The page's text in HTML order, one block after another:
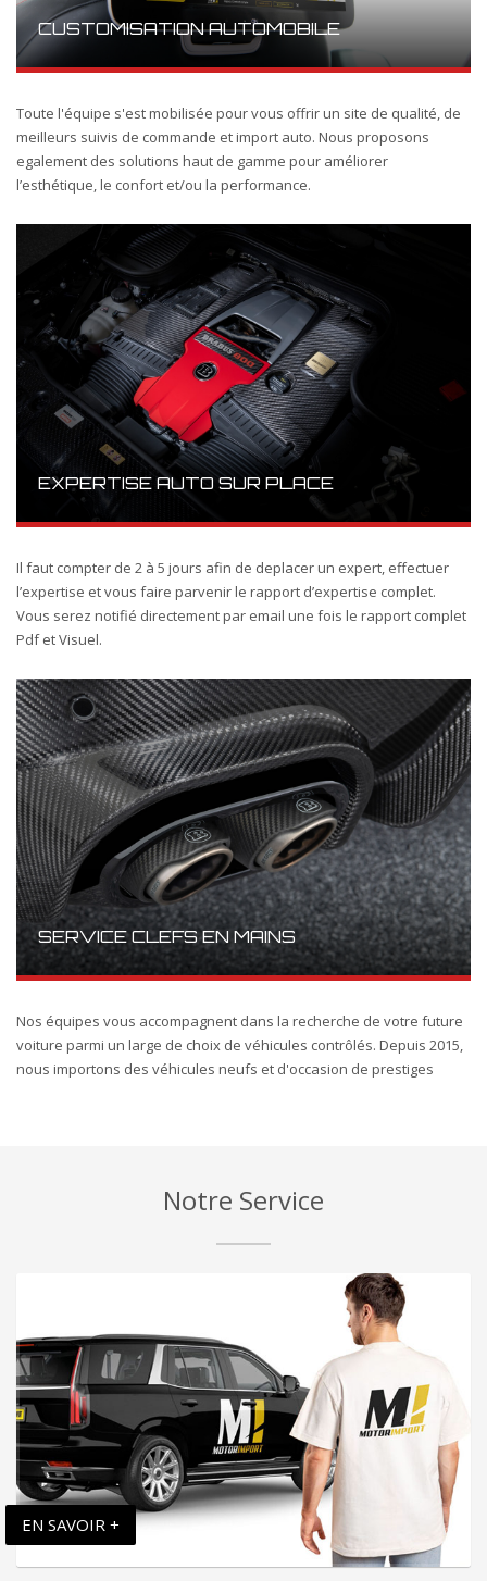
CUSTOMISATION AUTOMOBILE
Toute l'équipe s'est mobilisée pour vous offrir un site de qualité, de
meilleurs suivis de commande et import auto. Nous proposons
egalement des solutions haut de gamme pour améliorer
l’esthétique, le confort et/ou la performance.
EXPERTISE AUTO SUR PLACE
Il faut compter de 2 à 5 jours afin de deplacer un expert, effectuer
l’expertise et vous faire parvenir le rapport d’expertise complet.
Vous serez notifié directement par email une fois le rapport complet
Pdf et Visuel.
SERVICE CLEFS EN MAINS
Nos équipes vous accompagnent dans la recherche de votre future
voiture parmi un large de choix de véhicules contrôlés. Depuis 2015,
nous importons des véhicules neufs et d'occasion de prestiges
Notre Service
EN SAVOIR +